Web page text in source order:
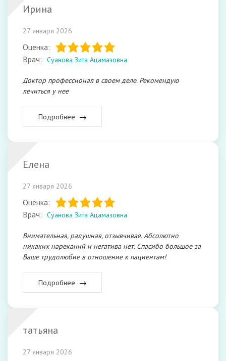
Ирина
27 января 2026
Оценка:
Врач:
Суанова Зита Ацамазовна
Доктор профессионал в своем деле. Рекомендую
лечиться у нее
Подробнее
Елена
27 января 2026
Оценка:
Врач:
Суанова Зита Ацамазовна
Внимательная, радушная, отзывчивая. Абсолютно
никаких нареканий и негатива нет. Спасибо большое за
Ваше трудолюбие в отношение к пациентам!
Подробнее
татьяна
27 января 2026